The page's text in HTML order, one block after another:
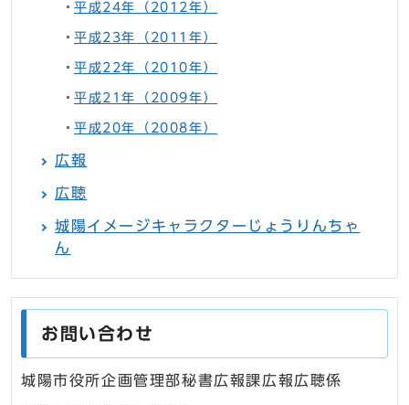
平成24年（2012年）
平成23年（2011年）
平成22年（2010年）
平成21年（2009年）
平成20年（2008年）
広報
広聴
城陽イメージキャラクターじょうりんちゃ
ん
お問い合わせ
城陽市役所企画管理部秘書広報課広報広聴係